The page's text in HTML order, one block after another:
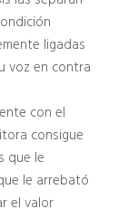
ligadas
voz en contra
con el
consigue
que le
le arrebató
el valor